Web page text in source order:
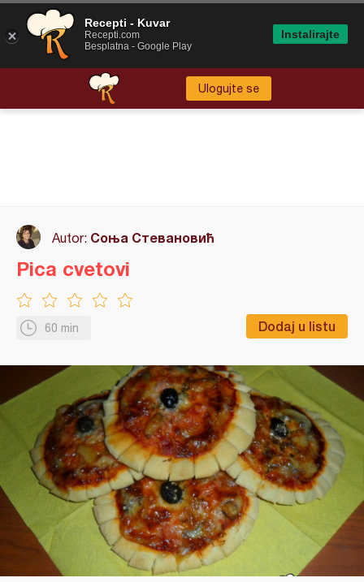
Ulogujte se
Autor: Соња Стевановић
60 min Dodaj u listu
Pica cvetovi
Recepti - Kuvar
Recepti.com
Besplatna - Google Play
Instalirajte